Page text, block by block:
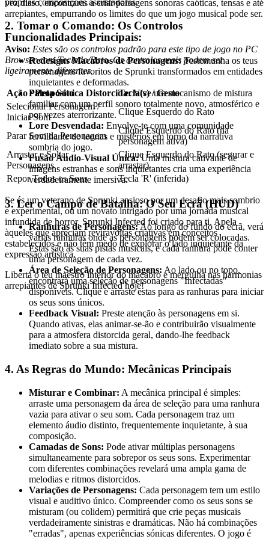
vez disso, encontrarás a criar paisagens sonoras caóticas, tensas e até
arrepiantes, empurrando os limites do que um jogo musical pode ser.
Funcionalidades Principais:
Redesigns Macabros de Personagens: Testemunha os teus
personagens favoritos de Sprunki transformados em entidades
inquietantes e deformadas.
Paleta Sónica Distorcida:Vive um mecanismo de mistura
familiar com um perfil sonoro totalmente novo, atmosférico e
por vezes aterrorizante.
Lore Desvendada: Envolve-te com uma comunidade
fervilhante de teorias e mistérios em torno da narrativa
sombria do jogo.
Fusão Áudio-Visual Única:Uma mistura cativante de
imagens estranhas e sons inquietantes cria uma experiência
verdadeiramente imersiva.
Se és um veterano de Sprunki ansioso por um desafio mais sombrio
e experimental, ou um novato intrigado por uma jornada musical
infundida de horror, Sprunki Infected foi criado para ti. Apela
àqueles que apreciam reviravoltas criativas em conceitos
estabelecidos e não têm medo de explorar o lado inquietante da
expressão artística.
Liberta o teu maestro interior do macabro e mergulha nas harmonias
arrepiantes de Sprunki Infected hoje!
próprias composições assustadoras.
2. Tomar o Comando: Os Controlos
Aviso: Estes são os controlos padrão para este tipo de jogo no PC
Browser com Teclado/Rato. Os controlos reais podem ser
ligeiramente diferentes.
Ação / Propósito
Tecla(s) / Gesto
Selecionar Personagem /
Iniciar Som
Clique Esquerdo do Rato
Parar Som da Personagem
Clique Esquerdo do Rato (na
personagem ativa)
Arrastar e Soltar
Personagens
Clique Esquerdo do Rato (segurar e
arrastar)
Repor Todos os Sons
Tecla 'R' (inferida)
3. Ler o Campo de Batalha: O Seu Ecrã (HUD)
Ranhuras de Personagens:Ao longo do fundo do ecrã, verá
várias ranhuras onde as personagens podem ser colocadas.
Estas são as suas pistas musicais, e cada ranhura pode conter
uma personagem de cada vez.
Área de Seleção de Personagens: Ao lado ou no topo,
encontrará uma seleção de personagens "Infectadas"
disponíveis. Clique e arraste estas para as ranhuras para iniciar
os seus sons únicos.
Feedback Visual: Preste atenção às personagens em si.
Quando ativas, elas animar-se-ão e contribuirão visualmente
para a atmosfera distorcida geral, dando-lhe feedback
imediato sobre a sua mistura.
4. As Regras do Mundo: Mecânicas Principais
Misturar e Combinar: A mecânica principal é simples:
arraste uma personagem da área de seleção para uma ranhura
vazia para ativar o seu som. Cada personagem traz um
elemento áudio distinto, frequentemente inquietante, à sua
composição.
Camadas de Sons: Pode ativar múltiplas personagens
simultaneamente para sobrepor os seus sons. Experimentar
com diferentes combinações revelará uma ampla gama de
melodias e ritmos distorcidos.
Variações de Personagens: Cada personagem tem um estilo
visual e auditivo único. Compreender como os seus sons se
misturam (ou colidem) permitirá que crie peças musicais
verdadeiramente sinistras e dramáticas. Não há combinações
"erradas", apenas experiências sónicas diferentes. O jogo é